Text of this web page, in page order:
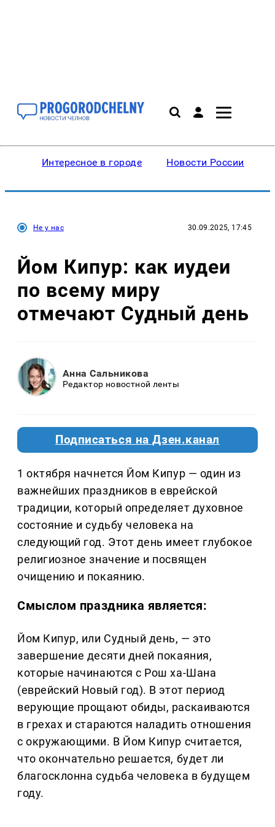
Интересное в городе Новости России
Не у нас 30.09.2025, 17:45
Йом Кипур: как иудеи
по всему миру
отмечают Судный день
Анна Сальникова
Редактор новостной ленты
Подписаться на Дзен.канал
1 октября начнется Йом Кипур — один из
важнейших праздников в еврейской
традиции, который определяет духовное
состояние и судьбу человека на
следующий год. Этот день имеет глубокое
религиозное значение и посвящен
очищению и покаянию.
Смыслом праздника является:
Йом Кипур, или Судный день, — это
завершение десяти дней покаяния,
которые начинаются с Рош ха-Шана
(еврейский Новый год). В этот период
верующие прощают обиды, раскаиваются
в грехах и стараются наладить отношения
с окружающими. В Йом Кипур считается,
что окончательно решается, будет ли
благосклонна судьба человека в будущем
году.